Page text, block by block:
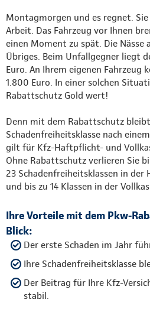
Montagmorgen und es regnet.
Arbeit. Das Fahrzeug vor Ihnen
einen Moment zu spät. Die
Übriges. Beim Unfallgegner liegt
Euro. An Ihrem eigenen Fahrzeug
1.800 Euro. In einer solchen
Rabattschutz Gold wert!
Denn mit dem Rabattschutz
Schadenfreiheitsklasse nach
gilt für Kfz-Haftpflicht- und
Ohne Rabattschutz verlieren Sie
23 Schadenfreiheitsklassen in
und bis zu 14 Klassen in der
Ihre Vorteile mit dem Pkw-
Blick:
Der erste Schaden im Jahr
Ihre Schadenfreiheitsklasse
Der Beitrag für Ihre Kfz-
stabil.